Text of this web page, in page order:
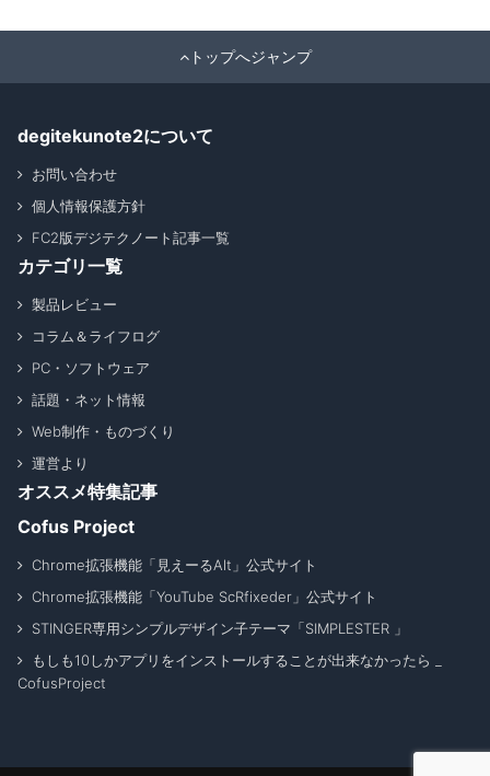
トップへジャンプ
degitekunote2について
お問い合わせ
個人情報保護方針
FC2版デジテクノート記事一覧
カテゴリ一覧
製品レビュー
コラム＆ライフログ
PC・ソフトウェア
話題・ネット情報
Web制作・ものづくり
運営より
オススメ特集記事
Cofus Project
Chrome拡張機能「見えーるAlt」公式サイト
Chrome拡張機能「YouTube ScRfixeder」公式サイト
STINGER専用シンプルデザイン子テーマ「SIMPLESTER 」
もしも10しかアプリをインストールすることが出来なかったら _
CofusProject